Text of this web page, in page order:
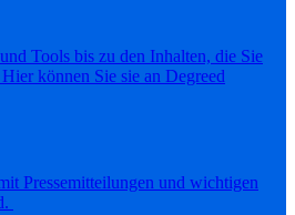
Tools bis zu den Inhalten, die Sie
können Sie sie an Degreed
Pressemitteilungen und wichtigen